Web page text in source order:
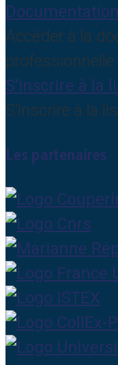
Accéder à la
professionnelle
S'inscrire à la
S’inscrire à la
Les partenaires